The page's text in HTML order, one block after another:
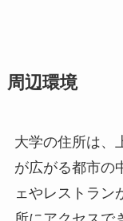
所にアクセスで
☕ フランス
🍜 地元の食
🛍️ ショッピ
🌳 公園（緑